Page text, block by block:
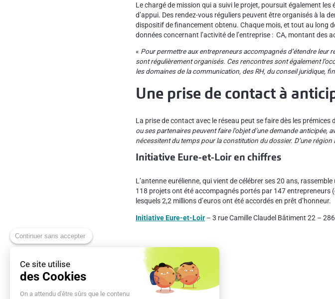
Continuer sans accepter
Ce site utilise
des Cookies
On a attendu d'être sûrs que le contenu
Le chargé de mission qui a suivi le projet, poursuit également
d’appui. Des rendez-vous réguliers peuvent être organisés à la
dispositif de financement obtenu. Chaque mois, et tout au long
données concernant l’activité de l’entreprise : CA, montant des
« Pour permettre aux entrepreneurs accompagnés d’étendre leur
sont régulièrement organisés. Ces rencontres sont également
les domaines de la communication, des RH, du conseil juridique,
Une prise de contact à
La prise de contact avec le réseau peut se faire dès les prémices
ou ses partenaires peuvent faire l’objet d’une demande anticipée,
nécessitent du temps pour la constitution du dossier. D’une
Initiative Eure-et-Loir en chiffres
L’antenne eurélienne, qui vient de célébrer ses 20 ans,
118 projets ont été accompagnés portés par 147 entrepreneurs
lesquels 2,2 millions d’euros ont été accordés en prêt d’honneur.
Initiative Eure-et-Loir – 3 rue Camille Claudel Bâtiment 22 –
Partager